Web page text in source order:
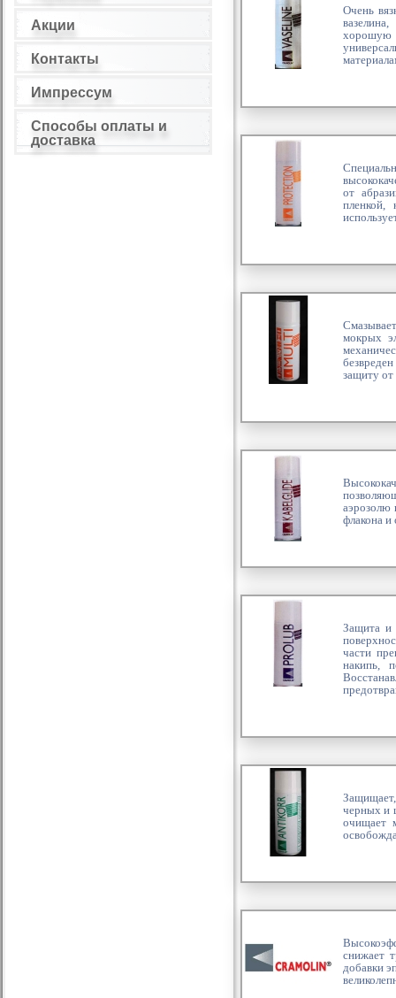
Акции
Контакты
Импрессум
Способы оплаты и
доставка
Очень
хорошую
от
пленкой,
мокрых
защиту от
аэрозолю
флакона и
Защита и
части
накипь,
черных и
очищает
снижает
добавки